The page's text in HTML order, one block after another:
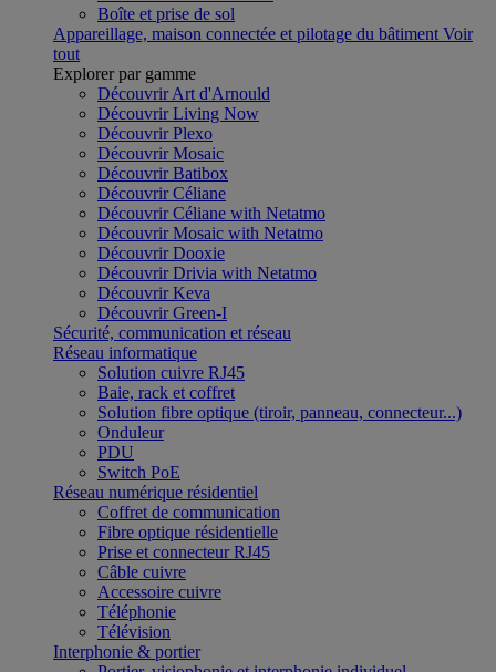
Boîte et prise de sol
Appareillage, maison connectée et pilotage du bâtiment Voir
tout
Explorer par gamme
Découvrir Art d'Arnould
Découvrir Living Now
Découvrir Plexo
Découvrir Mosaic
Découvrir Batibox
Découvrir Céliane
Découvrir Céliane with Netatmo
Découvrir Mosaic with Netatmo
Découvrir Dooxie
Découvrir Drivia with Netatmo
Découvrir Keva
Découvrir Green-I
Sécurité, communication et réseau
Réseau informatique
Solution cuivre RJ45
Baie, rack et coffret
Solution fibre optique (tiroir, panneau, connecteur...)
Onduleur
PDU
Switch PoE
Réseau numérique résidentiel
Coffret de communication
Fibre optique résidentielle
Prise et connecteur RJ45
Câble cuivre
Accessoire cuivre
Téléphonie
Télévision
Interphonie & portier